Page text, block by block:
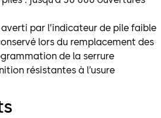
par l’indicateur de pile faible
lors du remplacement des
de la serrure
résistantes à l’usure